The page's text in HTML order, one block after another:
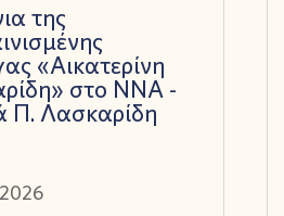
της
«Αικατερίνη
στο ΝΝΑ -
Π. Λασκαρίδη